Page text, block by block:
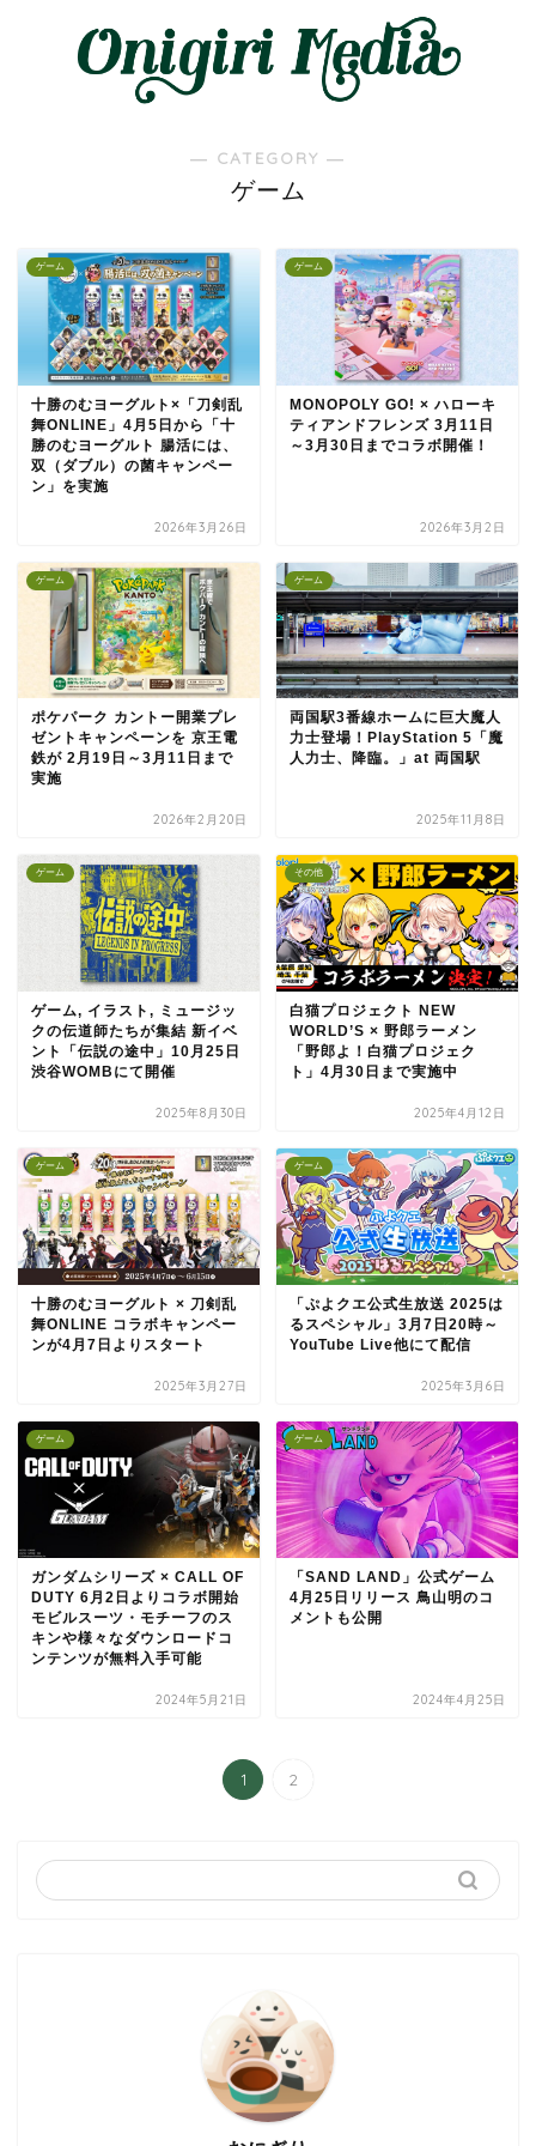
― CATEGORY ―
ゲーム
ゲーム
十勝のむヨーグルト×「刀剣乱
舞ONLINE」4月5日から「十
勝のむヨーグルト 腸活には、
双（ダブル）の菌キャンペー
ン」を実施
2026年3月26日
ゲーム
MONOPOLY GO! × ハローキ
ティアンドフレンズ 3月11日
～3月30日までコラボ開催！
2026年3月2日
ゲーム
ポケパーク カントー開業プレ
ゼントキャンペーンを 京王電
鉄が 2月19日～3月11日まで
実施
2026年2月20日
ゲーム
両国駅3番線ホームに巨大魔人
力士登場！PlayStation 5「魔
人力士、降臨。」at 両国駅
2025年11月8日
ゲーム
ゲーム, イラスト, ミュージッ
クの伝道師たちが集結 新イベ
ント「伝説の途中」10月25日
渋谷WOMBにて開催
2025年8月30日
その他
白猫プロジェクト NEW
WORLD’S × 野郎ラーメン
「野郎よ！白猫プロジェク
ト」4月30日まで実施中
2025年4月12日
ゲーム
十勝のむヨーグルト × 刀剣乱
舞ONLINE コラボキャンペー
ンが4月7日よりスタート
2025年3月27日
ゲーム
「ぷよクエ公式生放送 2025は
るスペシャル」3月7日20時～
YouTube Live他にて配信
2025年3月6日
ゲーム
ガンダムシリーズ × CALL OF
DUTY 6月2日よりコラボ開始
モビルスーツ・モチーフのス
キンや様々なダウンロードコ
ンテンツが無料入手可能
2024年5月21日
ゲーム
「SAND LAND」公式ゲーム
4月25日リリース 鳥山明のコ
メントも公開
2024年4月25日
1 2